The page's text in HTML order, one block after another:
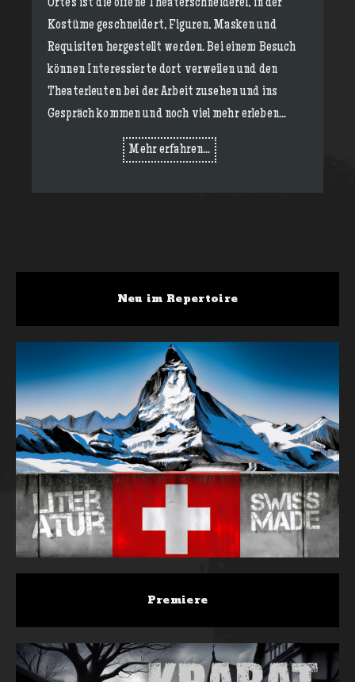
Ortes ist die offene Theaterschneiderei, in der
Kostüme geschneidert, Figuren, Masken und
Requisiten hergestellt werden. Bei einem Besuch
können Interessierte dort verweilen und den
Theaterleuten bei der Arbeit zusehen und ins
Gespräch kommen und noch viel mehr erleben...
Mehr erfahren...
Neu im Repertoire
Premiere